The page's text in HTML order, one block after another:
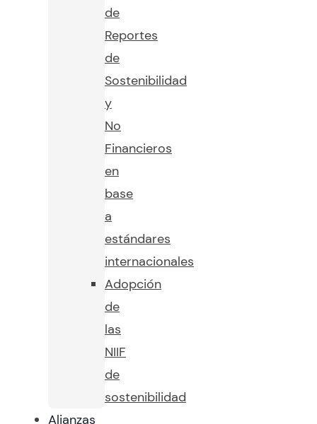
de
Reportes
de
Sostenibilidad
y
No
Financieros
en
base
a
estándares
internacionales
Adopción
de
las
NIIF
de
sostenibilidad
Alianzas